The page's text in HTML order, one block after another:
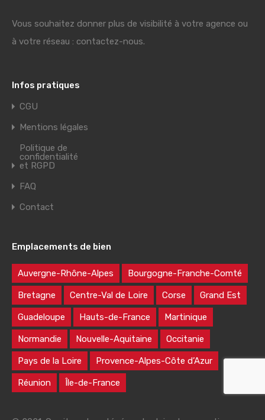
Vous souhaitez donner plus de visibilité à votre agence ou
à votre réseau : contactez-nous.
Infos pratiques
CGU
Mentions légales
Politique de
confidentialité
et RGPD
FAQ
Contact
Emplacements de bien
Auvergne-Rhône-Alpes Bourgogne-Franche-Comté
Bretagne Centre-Val de Loire Corse Grand Est
Guadeloupe Hauts-de-France Martinique
Normandie Nouvelle-Aquitaine Occitanie
Pays de la Loire Provence-Alpes-Côte d’Azur
Réunion Île-de-France